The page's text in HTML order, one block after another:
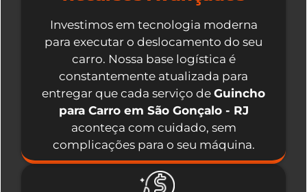
Investimos em tecnologia moderna
para executar o deslocamento do seu
carro. Nossa base logística é
constantemente atualizada para
entregar que cada serviço de Guincho
para Carro em São Gonçalo - RJ
aconteça com cuidado, sem
complicações para o seu máquina.